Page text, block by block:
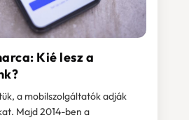
Kié lesz a
a mobilszolgáltatók adják
Majd 2014-ben a